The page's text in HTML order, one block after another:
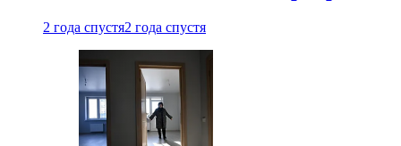
2 года спустя2 года спустя